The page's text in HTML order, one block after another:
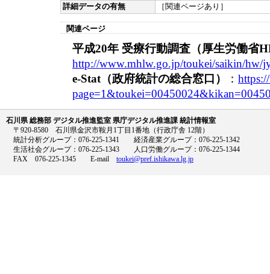
詳細データの有無
［関連ページあり］
関連ページ
平成20年 受療行動調査（厚生労働省
http://www.mhlw.go.jp/toukei/saikin/hw/
e-Stat（政府統計の総合窓口）
：
石川県 総務部 デジタル推進監室 県庁デジタル推進課 統計情報室
〒920-8580 石川県金沢市鞍月1丁目1番地（行政庁舎 12階）
統計分析グループ：076-225-1341 経済産業グループ：076-225-1342
生活社会グループ：076-225-1343 人口労働グループ：076-225-1344
FAX 076-225-1345 E-mail toukei@pref.ishikawa.lg.jp